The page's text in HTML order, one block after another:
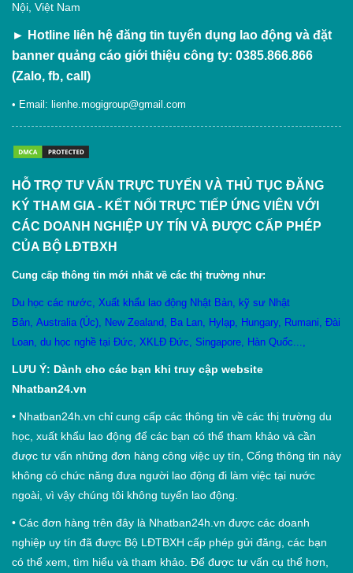
Nội, Việt Nam
► Hotline liên hệ đăng tin tuyển dụng lao động và đặt
banner quảng cáo giới thiệu công ty: 0385.866.866
(Zalo, fb, call)
• Email: lienhe.mogigroup@gmail.com
HỖ TRỢ TƯ VẤN TRỰC TUYẾN VÀ THỦ TỤC ĐĂNG
KÝ THAM GIA - KẾT NỐI TRỰC TIẾP ỨNG VIÊN VỚI
CÁC DOANH NGHIỆP UY TÍN VÀ ĐƯỢC CẤP PHÉP
CỦA BỘ LĐTBXH
Cung cấp thông tin mới nhất về các thị trường như:
Du học các nước Xuất khẩu lao động Nhật Bản kỹ sư Nhật
Bản Australia (Úc) New Zealand Ba Lan Hylạp Hungary, Rumani Đài
Loan du học nghề tại Đức XKLĐ Đức Singapore Hàn Quốc
LƯU Ý: Dành cho các bạn khi truy cập website
Nhatban24.vn
• Nhatban24h.vn chỉ cung cấp các thông tin về các thị trường du
học, xuất khẩu lao động để các bạn có thể tham khảo và cần
được tư vấn những đơn hàng công việc uy tín, Cổng thông tin này
không có chức năng đưa người lao động đi làm việc tại nước
ngoài, vì vậy chúng tôi không tuyển lao động.
• Các đơn hàng trên đây là Nhatban24h.vn được các doanh
nghiệp uy tín đã được Bộ LĐTBXH cấp phép gửi đăng, các bạn
có thể xem, tìm hiểu và tham khảo. Để được tư vấn cụ thể hơn,